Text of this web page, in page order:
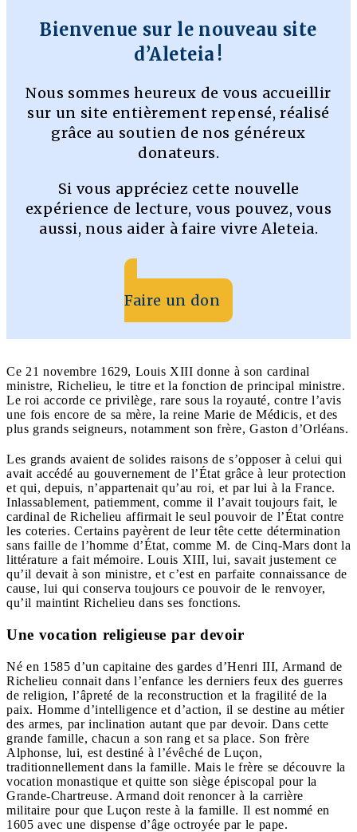
Bienvenue sur le nouveau site
d’Aleteia !
Nous sommes heureux de vous accueillir
sur un site entièrement repensé, réalisé
grâce au soutien de nos généreux
donateurs.
Si vous appréciez cette nouvelle
expérience de lecture, vous pouvez, vous
aussi, nous aider à faire vivre Aleteia.
Faire un don
Ce 21 novembre 1629, Louis XIII donne à son cardinal
ministre, Richelieu, le titre et la fonction de principal ministre.
Le roi accorde ce privilège, rare sous la royauté, contre l’avis
une fois encore de sa mère, la reine Marie de Médicis, et des
plus grands seigneurs, notamment son frère, Gaston d’Orléans.
Les grands avaient de solides raisons de s’opposer à celui qui
avait accédé au gouvernement de l’État grâce à leur protection
et qui, depuis, n’appartenait qu’au roi, et par lui à la France.
Inlassablement, patiemment, comme il l’avait toujours fait, le
cardinal de Richelieu affirmait le seul pouvoir de l’État contre
les coteries. Certains payèrent de leur tête cette détermination
sans faille de l’homme d’État, comme M. de Cinq-Mars dont la
littérature a fait mémoire. Louis XIII, lui, savait justement ce
qu’il devait à son ministre, et c’est en parfaite connaissance de
cause, lui qui conserva toujours ce pouvoir de le renvoyer,
qu’il maintint Richelieu dans ses fonctions.
Une vocation religieuse par devoir
Né en 1585 d’un capitaine des gardes d’Henri III, Armand de
Richelieu connait dans l’enfance les derniers feux des guerres
de religion, l’âpreté de la reconstruction et la fragilité de la
paix. Homme d’intelligence et d’action, il se destine au métier
des armes, par inclination autant que par devoir. Dans cette
grande famille, chacun a son rang et sa place. Son frère
Alphonse, lui, est destiné à l’évêché de Luçon,
traditionnellement dans la famille. Mais le frère se découvre la
vocation monastique et quitte son siège épiscopal pour la
Grande-Chartreuse. Armand doit renoncer à la carrière
militaire pour que Luçon reste à la famille. Il est nommé en
1605 avec une dispense d’âge octroyée par le pape.